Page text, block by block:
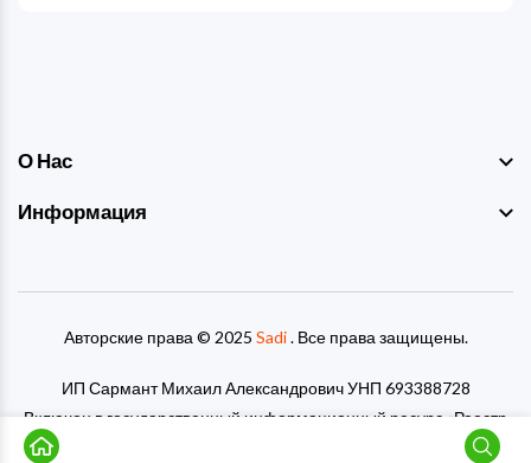
О Нас
Информация
Авторские права © 2025 Sadi. Все права защищены.
ИП Сармант Михаил Александрович УНП 693388728
Включен в государственный информационный ресурс «Реестр